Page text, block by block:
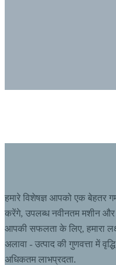
हमारे विशेषज्ञ आपको एक बेहतर
करेंगे, उपलब्ध नवीनतम मशीन और
आपकी सफलता के लिए, हमारा
अलावा - उत्पाद की गुणवत्ता में
अधिकतम लाभप्रदता.